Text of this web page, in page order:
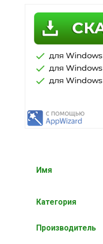
Имя
Категория
Производитель